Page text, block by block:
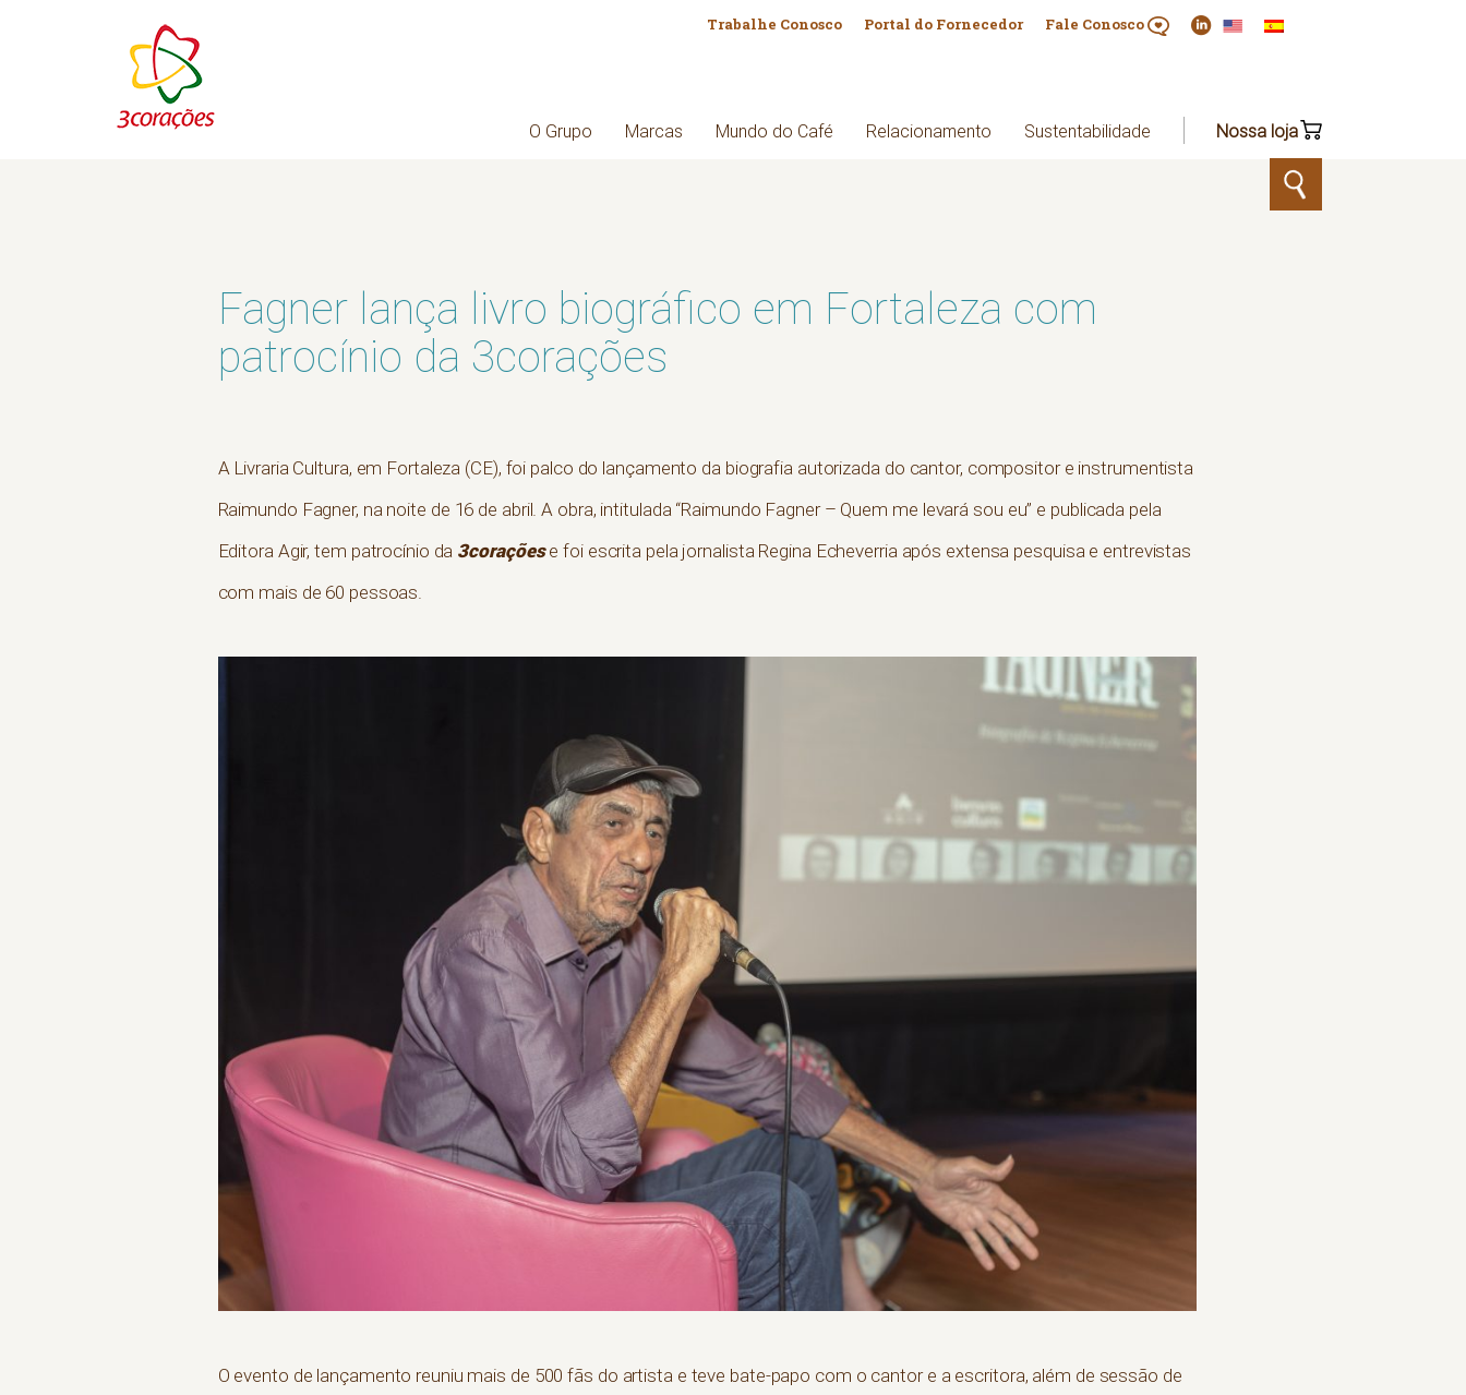
Trabalhe Conosco Portal do Fornecedor Fale Conosco
O Grupo Marcas Mundo do Café Relacionamento Sustentabilidade Nossa loja
Fagner lança livro biográfico em Fortaleza com
patrocínio da 3corações
A Livraria Cultura, em Fortaleza (CE), foi palco do lançamento da biografia autorizada do cantor, compositor e instrumentista
Raimundo Fagner, na noite de 16 de abril. A obra, intitulada “Raimundo Fagner – Quem me levará sou eu” e publicada pela
Editora Agir, tem patrocínio da 3coraçõese foi escrita pela jornalista Regina Echeverria após extensa pesquisa e entrevistas
com mais de 60 pessoas.
O evento de lançamento reuniu mais de 500 fãs do artista e teve bate-papo com o cantor e a escritora, além de sessão de